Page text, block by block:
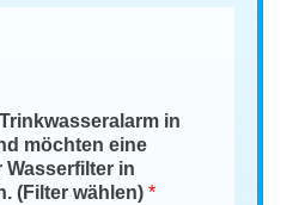
in
möchten eine
in
(Filter wählen)*